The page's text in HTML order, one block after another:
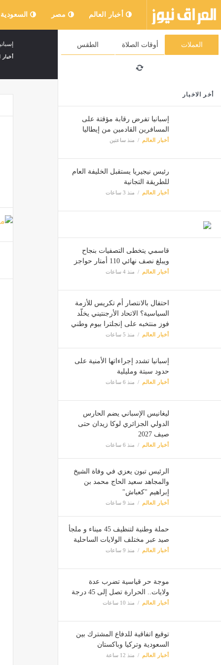
أخبار العالم مصر السعودية
العملات أوقات الصلاة الطقس
أخر الاخبار
إسبانيا تفرض رقابة مؤقتة على
المسافرين القادمين من إيطاليا
أخبار العالم منذ ساعتين
رئيس نيجيريا يستقبل الخليفة العام
للطريقة التجانية
أخبار العالم منذ 3 ساعات
قاسمي يتخطى التصفيات بنجاح
ويبلغ نصف نهائي 110 أمتار حواجز
أخبار العالم منذ 4 ساعات
احتفال بالانتصار أم تكريس للأزمة
السياسية؟ الاتحاد الأرجنتيني يخلّد
فوز منتخبه على إنجلترا بيوم وطني
أخبار العالم منذ 5 ساعات
إسبانيا تشدد إجراءاتها الأمنية على
حدود سبتة ومليلية
أخبار العالم منذ 6 ساعات
ليغانيس الإسباني يضم الحارس
الدولي الجزائري لوكا زيدان حتى
صيف 2027
أخبار العالم منذ 6 ساعات
الرئيس تبون يعزي في وفاة الشيخ
والمجاهد سعيد الحاج محمد بن
إبراهيم "كعباش"
أخبار العالم منذ 9 ساعات
حملة وطنية لتنظيف 45 ميناء و ملجأ
صيد عبر مختلف الولايات الساحلية
أخبار العالم منذ 9 ساعات
موجة حر قياسية تضرب عدة
ولايات.. الحرارة تصل إلى 45 درجة
أخبار العالم منذ 10 ساعات
توقيع اتفاقية للدفاع المشترك بين
السعودية وتركيا وباكستان
أخبار العالم منذ 12 ساعة
أخبار